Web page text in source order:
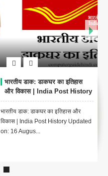
खेड़ा सत्याग्रह- एक किसान आन्दोलन
1918
खेड़ा सत्याग्रह क्या है ? चंपारण के किसान
आन्दोलन के बाद खेड़ा (गुजरात) में भी 1918
ई. में एक किसान आ...